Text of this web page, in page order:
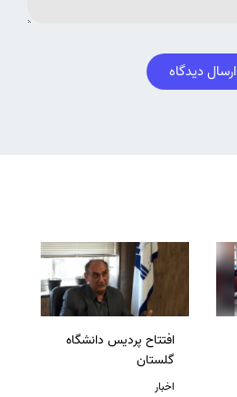
ارسال دیدگاه
افتتاح پردیس دانشگاه
گلستان
اخبار